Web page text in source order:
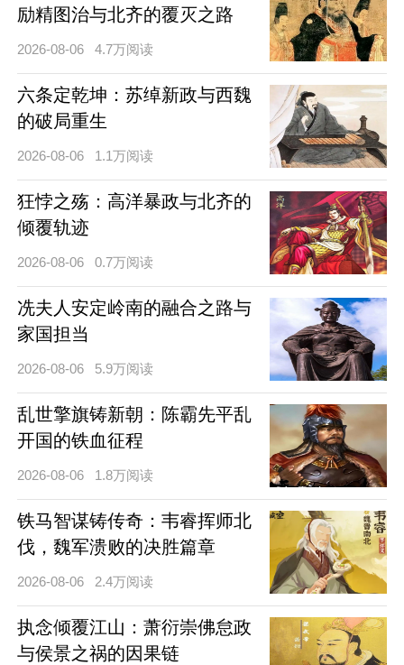
励精图治与北齐的覆灭之路
2026-08-06 4.7万阅读
六条定乾坤：苏绰新政与西魏
的破局重生
2026-08-06 1.1万阅读
狂悖之殇：高洋暴政与北齐的
倾覆轨迹
2026-08-06 0.7万阅读
冼夫人安定岭南的融合之路与
家国担当
2026-08-06 5.9万阅读
乱世擎旗铸新朝：陈霸先平乱
开国的铁血征程
2026-08-06 1.8万阅读
铁马智谋铸传奇：韦睿挥师北
伐，魏军溃败的决胜篇章
2026-08-06 2.4万阅读
执念倾覆江山：萧衍崇佛怠政
与侯景之祸的因果链